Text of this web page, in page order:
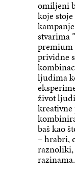
omiljeni
koje
stvarima
prividne
ljudima
život
baš kao
– hrabri,
razinama.